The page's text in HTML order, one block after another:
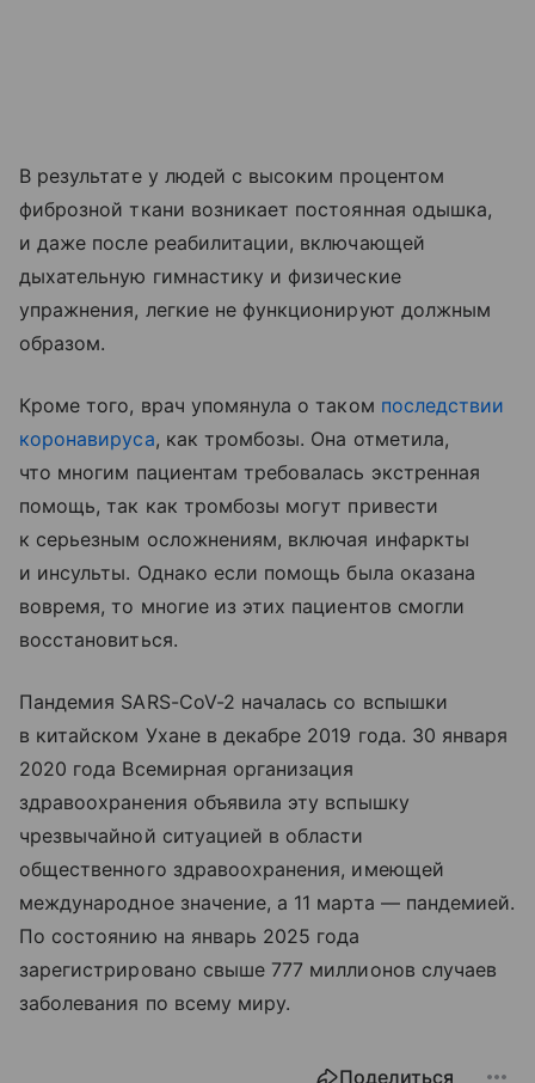
В результате у людей с высоким процентом
фиброзной ткани возникает постоянная одышка,
и даже после реабилитации, включающей
дыхательную гимнастику и физические
упражнения, легкие не функционируют должным
образом.
Кроме того, врач упомянула о таком последствии
коронавируса, как тромбозы. Она отметила,
что многим пациентам требовалась экстренная
помощь, так как тромбозы могут привести
к серьезным осложнениям, включая инфаркты
и инсульты. Однако если помощь была оказана
вовремя, то многие из этих пациентов смогли
восстановиться.
Пандемия SARS-CoV-2 началась со вспышки
в китайском Ухане в декабре 2019 года. 30 января
2020 года Всемирная организация
здравоохранения объявила эту вспышку
чрезвычайной ситуацией в области
общественного здравоохранения, имеющей
международное значение, а 11 марта — пандемией.
По состоянию на январь 2025 года
зарегистрировано свыше 777 миллионов случаев
заболевания по всему миру.
Поделиться